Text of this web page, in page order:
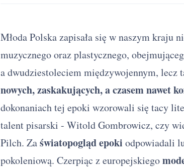
Młoda Polska zapisała się w naszym kraju
muzycznego oraz plastycznego,
a dwudziestoleciem międzywojennym, lecz
nowych, zaskakujących, a czasem nawet
dokonaniach tej epoki wzorowali się tacy
talent pisarski - Witold Gombrowicz, czy
Pilch. Zaświatopogląd epoki odpowiadali
pokoleniową. Czerpiąc z europejskiego